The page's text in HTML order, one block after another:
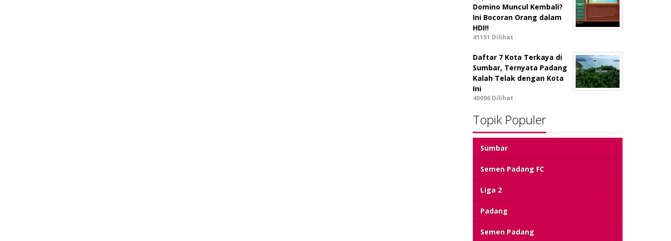
Domino Muncul Kembali?
Ini Bocoran Orang dalam
HDI!!
41151 Dilihat
Daftar 7 Kota Terkaya di
Sumbar, Ternyata Padang
Kalah Telak dengan Kota
Ini
40096 Dilihat
Topik Populer
Sumbar
Semen Padang FC
Liga 2
Padang
Semen Padang